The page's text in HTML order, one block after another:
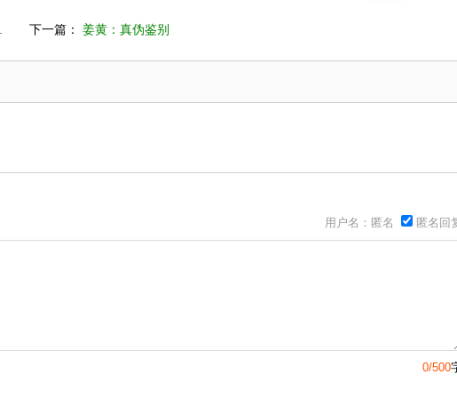
下一篇： 姜黄：真伪鉴别
用户名：匿名 匿名回
0/500